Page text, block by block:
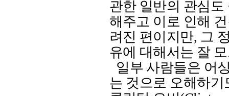
관한 일반의 관심도
해주고 이로 인해
려진 편이지만, 그
유에 대해서는 잘
일부 사람들은 어
는 것으로 오해하기